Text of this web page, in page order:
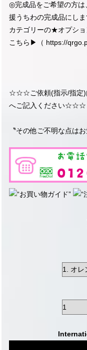
◎完成品をご希望の方
援うちわの完成品にし
カテゴリーの★オプシ
こちら▶︎（ https://
☆☆☆ご依頼(指示/指定)
へご記入ください☆☆☆
〝その他ご不明な点は